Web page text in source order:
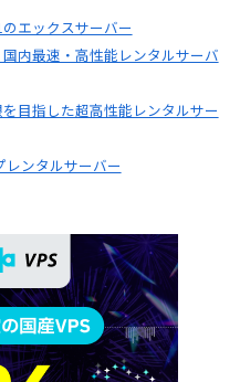
エックスサーバー
内最速・高性能レンタルサーバ
目指した超高性能レンタルサー
レンタルサーバー